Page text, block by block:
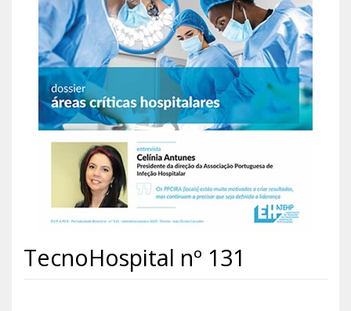
TecnoHospital nº 131